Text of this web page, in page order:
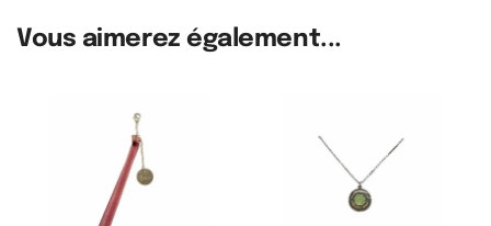
Vous aimerez également...